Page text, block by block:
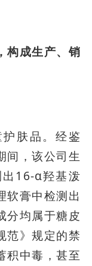
构成生产、销
肤品。经鉴
间，该公司生
16-α羟基泼
软膏中检测出
分均属于糖皮
范》规定的禁
积中毒，甚至